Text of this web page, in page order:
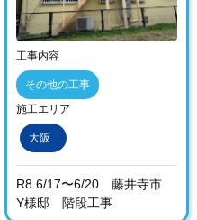
工事内容
その他の工事
施工エリア
大阪
R8.6/17〜6/20 藤井寺市
Y様邸 階段工事